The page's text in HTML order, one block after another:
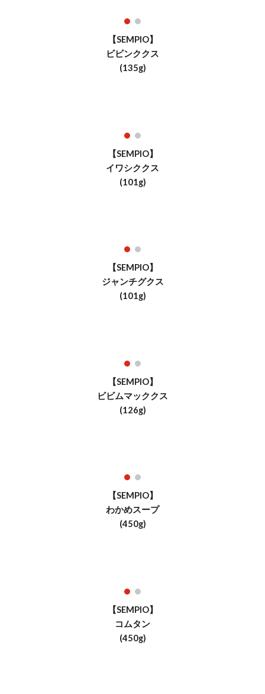
【SEMPIO】
ビビンククス
(135g)
【SEMPIO】
イワシククス
(101g)
【SEMPIO】
ジャンチグクス
(101g)
【SEMPIO】
ビビムマッククス
(126g)
【SEMPIO】
わかめスープ
(450g)
【SEMPIO】
コムタン
(450g)